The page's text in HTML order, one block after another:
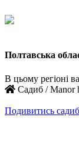
Полтавська
В цьому регіоні
Садиб / Manor
Подивитись